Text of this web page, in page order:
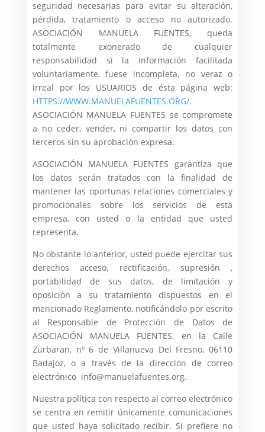
seguridad necesarias para evitar su alteración,
pérdida, tratamiento o acceso no autorizado.
ASOCIACIÓN MANUELA FUENTES, queda
totalmente exonerado de cualquier
responsabilidad si la información facilitada
voluntariamente, fuese incompleta, no veraz o
irreal por los USUARIOS de ésta página web:
HTTPS://WWW.MANUELAFUENTES.ORG/.
ASOCIACIÓN MANUELA FUENTES se compromete
a no ceder, vender, ni compartir los datos con
terceros sin su aprobación expresa.
ASOCIACIÓN MANUELA FUENTES garantiza que
los datos serán tratados con la finalidad de
mantener las oportunas relaciones comerciales y
promocionales sobre los servicios de esta
empresa, con usted o la entidad que usted
representa.
No obstante lo anterior, usted puede ejercitar sus
derechos acceso, rectificación, supresión ,
portabilidad de sus datos, de limitación y
oposición a su tratamiento dispuestos en el
mencionado Reglamento, notificándolo por escrito
al Responsable de Protección de Datos de
ASOCIACIÓN MANUELA FUENTES, en la Calle
Zurbaran, nº 6 de Villanueva Del Fresno, 06110
Badajoz, o a través de la dirección de correo
electrónico info@manuelafuentes.org.
Nuestra política con respecto al correo electrónico
se centra en remitir únicamente comunicaciones
que usted haya solicitado recibir. Si prefiere no